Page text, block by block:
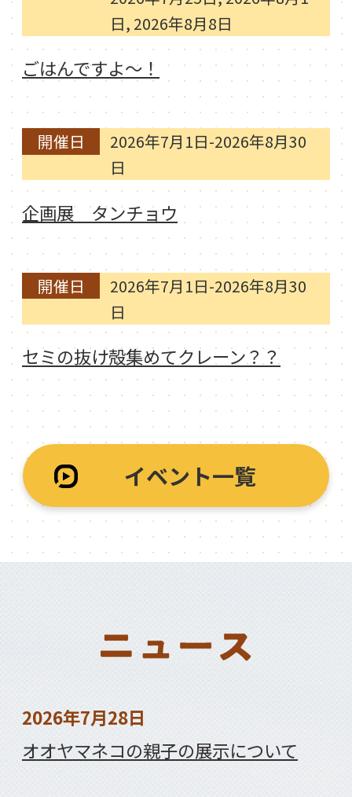
日, 2026年8月8日
ごはんですよ～！
開催日
2026年7月1日-2026年8月30
日
企画展 タンチョウ
開催日
2026年7月1日-2026年8月30
日
セミの抜け殻集めてクレーン？？
イベント一覧
2026年7月28日
オオヤマネコの親子の展示について